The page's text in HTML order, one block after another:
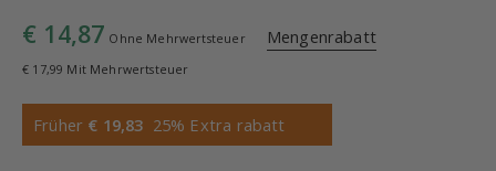
€ 14,87 Ohne Mehrwertsteuer Mengenrabatt
€ 17,99 Mit Mehrwertsteuer
Früher € 19,83 25% Extra rabatt